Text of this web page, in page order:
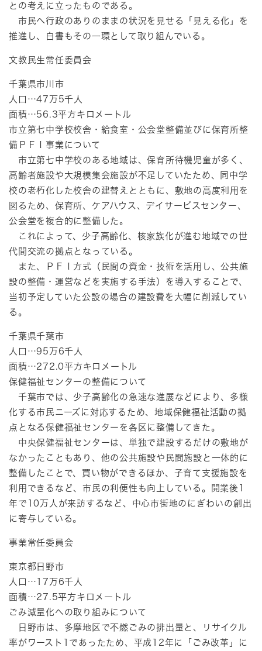
との考えに立ったものである。
市民へ行政のありのままの状況を見せる「見える化」を
推進し、白書もその一環として取り組んでいる。
文教民生常任委員会
千葉県市川市
人口…47万5千人
面積…56.3平方キロメートル
市立第七中学校校舎・給食室・公会堂整備並びに保育所整
備ＰＦＩ事業について
市立第七中学校のある地域は、保育所待機児童が多く、
高齢者施設や大規模集会施設が不足していたため、同中学
校の老朽化した校舎の建替えとともに、敷地の高度利用を
図るため、保育所、ケアハウス、デイサービスセンター、
公会堂を複合的に整備した。
これによって、少子高齢化、核家族化が進む地域での世
代間交流の拠点となっている。
また、ＰＦＩ方式（民間の資金・技術を活用し、公共施
設の整備・運営などを実施する手法）を導入することで、
当初予定していた公設の場合の建設費を大幅に削減してい
る。
千葉県千葉市
人口…95万6千人
面積…272.0平方キロメートル
保健福祉センターの整備について
千葉市では、少子高齢化の急速な進展などにより、多様
化する市民ニーズに対応するため、地域保健福祉活動の拠
点となる保健福祉センターを各区に整備してきた。
中央保健福祉センターは、単独で建設するだけの敷地が
なかったこともあり、他の公共施設や民間施設と一体的に
整備したことで、買い物ができるほか、子育て支援施設を
利用できるなど、市民の利便性も向上している。開業後1
年で10万人が来訪するなど、中心市街地のにぎわいの創出
に寄与している。
事業常任委員会
東京都日野市
人口…17万6千人
面積…27.5平方キロメートル
ごみ減量化への取り組みについて
日野市は、多摩地区で不燃ごみの排出量と、リサイクル
率がワースト1であったため、平成12年に「ごみ改革」に